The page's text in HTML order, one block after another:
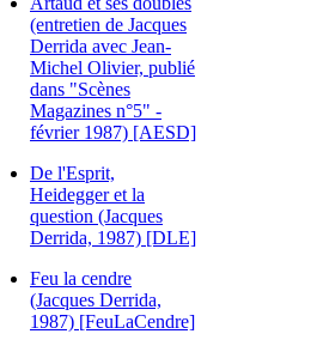
(entretien de Jacques
Derrida avec Jean-
Michel Olivier, publié
dans "Scènes
Magazines n°5" -
février 1987) [AESD]
De l'Esprit,
Heidegger et la
question (Jacques
Derrida, 1987) [DLE]
Feu la cendre
(Jacques Derrida,
1987) [FeuLaCendre]